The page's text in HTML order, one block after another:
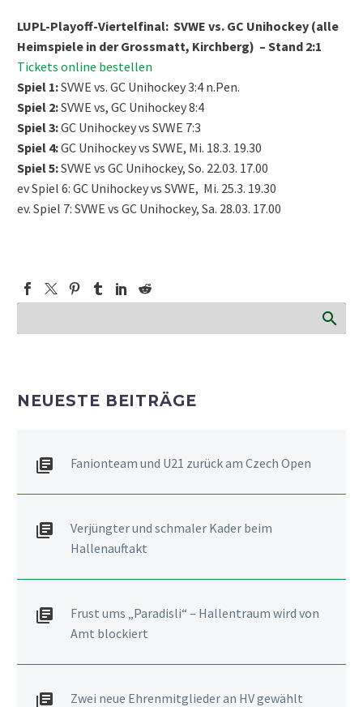
LUPL-Playoff-Viertelfinal: SVWE vs. GC Unihockey (alle
Heimspiele in der Grossmatt, Kirchberg) – Stand 2:1
Tickets online bestellen
Spiel 1:SVWE vs. GC Unihockey 3:4 n.Pen.
Spiel 2:SVWE vs, GC Unihockey 8:4
Spiel 3:GC Unihockey vs SVWE 7:3
Spiel 4:GC Unihockey vs SVWE, Mi. 18.3. 19.30
Spiel 5:SVWE vs GC Unihockey, So. 22.03. 17.00
ev Spiel 6: GC Unihockey vs SVWE, Mi. 25.3. 19.30
ev. Spiel 7: SVWE vs GC Unihockey, Sa. 28.03. 17.00
NEUESTE BEITRÄGE
Fanionteam und U21 zurück am Czech Open
Verjüngter und schmaler Kader beim
Hallenauftakt
Frust ums „Paradisli“ – Hallentraum wird von
Amt blockiert
Zwei neue Ehrenmitglieder an HV gewählt